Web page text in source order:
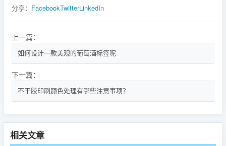
分享： FacebookTwitterLinkedIn
上一篇：
如何设计一款美观的葡萄酒标签呢
下一篇：
不干胶印刷颜色处理有哪些注意事项？
相关文章